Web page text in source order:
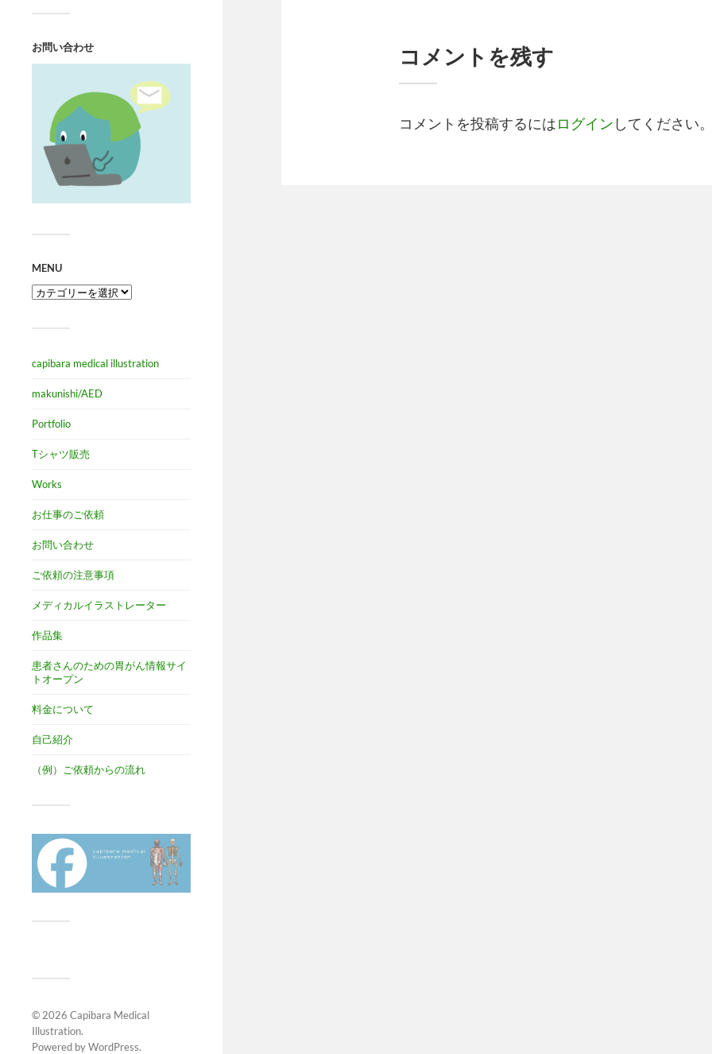
お問い合わせ
MENU
capibara medical illustration
makunishi/AED
Portfolio
Tシャツ販売
Works
お仕事のご依頼
お問い合わせ
ご依頼の注意事項
メディカルイラストレーター
作品集
患者さんのための胃がん情報サイ
トオープン
料金について
自己紹介
（例）ご依頼からの流れ
© 2026 Capibara Medical
Illustration.
Powered byWordPress.
コメントを残す
コメントを投稿するにはログイン してください